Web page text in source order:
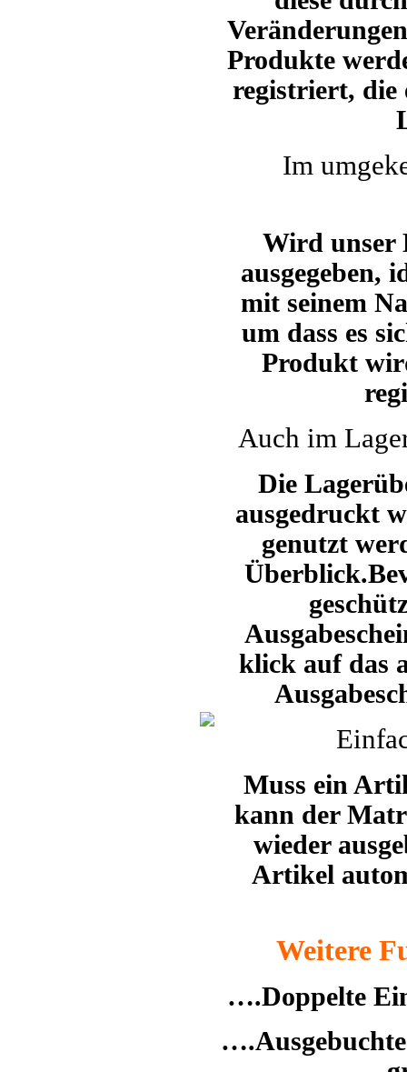
Produkte
registriert, die
Im
Wird unser
ausgegeben,
mit seinem
um dass es
Produkt
Auch im
Die
ausgedruckt
genutzt
klick auf das
Muss ein
kann der
wieder
Artikel
Weitere
….Doppelte